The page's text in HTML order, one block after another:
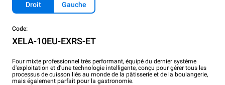
Droit Gauche
Code:
XELA-10EU-EXRS-ET
Four mixte professionnel très performant, équipé du dernier système
d'exploitation et d'une technologie intelligente, conçu pour gérer tous les
processus de cuisson liés au monde de la pâtisserie et de la boulangerie,
mais également parfait pour la gastronomie.